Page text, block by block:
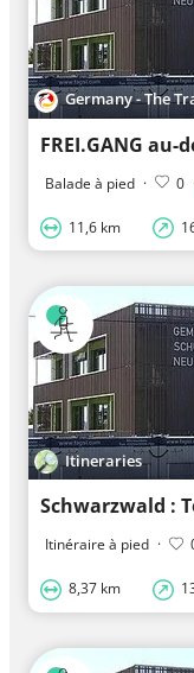
Germany - The
Balade à pied · 0
11,6 km
Itineraries
Schwarzwald :
Itinéraire à pied ·
8,37 km